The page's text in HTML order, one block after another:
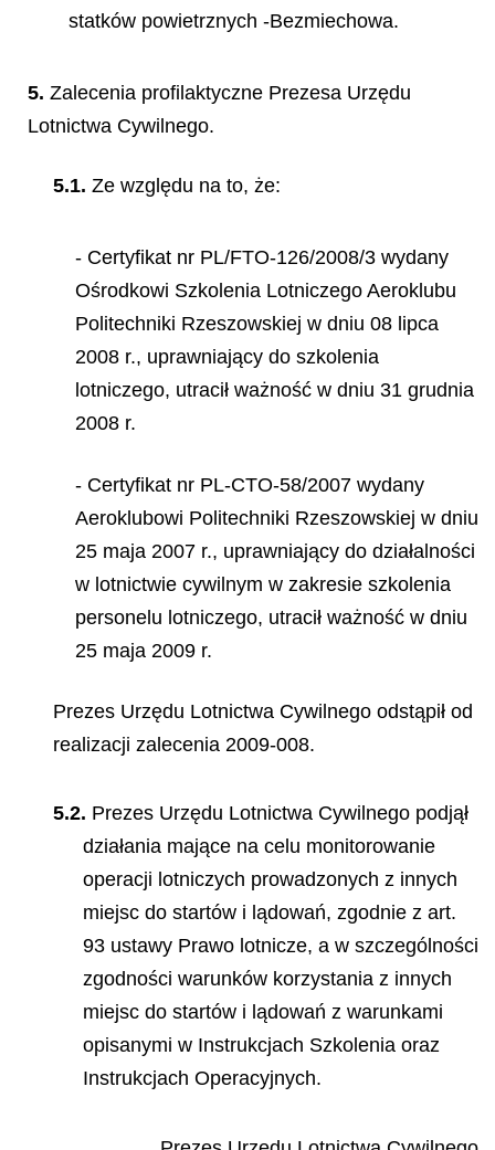
statków powietrznych -Bezmiechowa.
5. Zalecenia profilaktyczne Prezesa Urzędu
Lotnictwa Cywilnego.
5.1. Ze względu na to, że:
- Certyfikat nr PL/FTO-126/2008/3 wydany
Ośrodkowi Szkolenia Lotniczego Aeroklubu
Politechniki Rzeszowskiej w dniu 08 lipca
2008 r., uprawniający do szkolenia
lotniczego, utracił ważność w dniu 31 grudnia
2008 r.
- Certyfikat nr PL-CTO-58/2007 wydany
Aeroklubowi Politechniki Rzeszowskiej w dniu
25 maja 2007 r., uprawniający do działalności
w lotnictwie cywilnym w zakresie szkolenia
personelu lotniczego, utracił ważność w dniu
25 maja 2009 r.
Prezes Urzędu Lotnictwa Cywilnego odstąpił od
realizacji zalecenia 2009-008.
5.2. Prezes Urzędu Lotnictwa Cywilnego podjął
działania mające na celu monitorowanie
operacji lotniczych prowadzonych z innych
miejsc do startów i lądowań, zgodnie z art.
93 ustawy Prawo lotnicze, a w szczególności
zgodności warunków korzystania z innych
miejsc do startów i lądowań z warunkami
opisanymi w Instrukcjach Szkolenia oraz
Instrukcjach Operacyjnych.